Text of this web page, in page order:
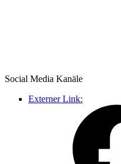
Social Media Kanäle
Externer Link: